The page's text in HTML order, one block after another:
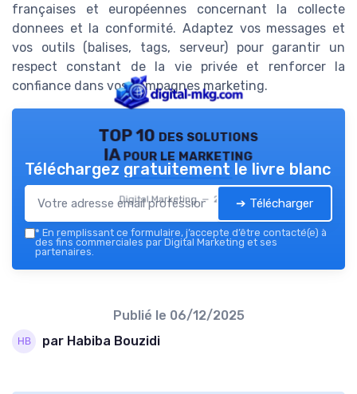
françaises et européennes concernant la collecte
donnees et la conformité. Adaptez vos messages et
vos outils (balises, tags, serveur) pour garantir un
respect constant de la vie privée et renforcer la
confiance dans vos campagnes marketing.
TOP 10 des solutions
IA pour le marketing
Digital Marketing — 2026
Téléchargez gratuitement le livre blanc
➔ Télécharger
* En remplissant ce formulaire, j’accepte d’être contacté(e) à
des fins commerciales par Digital Marketing et ses
partenaires.
Publié le 06/12/2025
par Habiba Bouzidi